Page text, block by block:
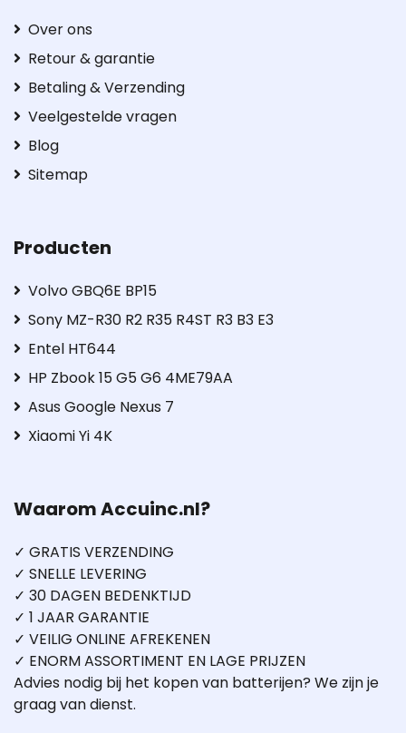
Over ons
Retour & garantie
Betaling & Verzending
Veelgestelde vragen
Blog
Sitemap
Producten
Volvo GBQ6E BP15
Sony MZ-R30 R2 R35 R4ST R3 B3 E3
Entel HT644
HP Zbook 15 G5 G6 4ME79AA
Asus Google Nexus 7
Xiaomi Yi 4K
Waarom Accuinc.nl?
✓ GRATIS VERZENDING
✓ SNELLE LEVERING
✓ 30 DAGEN BEDENKTIJD
✓ 1 JAAR GARANTIE
✓ VEILIG ONLINE AFREKENEN
✓ ENORM ASSORTIMENT EN LAGE PRIJZEN
Advies nodig bij het kopen van batterijen? We zijn je
graag van dienst.